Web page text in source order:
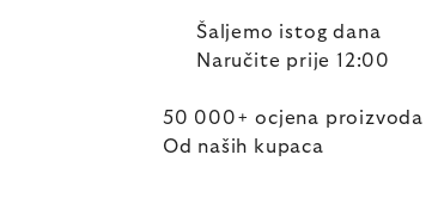
Šaljemo istog dana
Naručite prije 12:00
50 000+ ocjena proizvoda
Od naših kupaca